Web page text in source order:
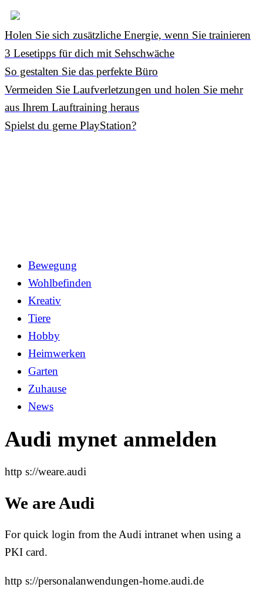
Holen Sie sich zusätzliche Energie, wenn Sie trainieren
3 Lesetipps für dich mit Sehschwäche
So gestalten Sie das perfekte Büro
Vermeiden Sie Laufverletzungen und holen Sie mehr
aus Ihrem Lauftraining heraus
Spielst du gerne PlayStation?
Bewegung
Wohlbefinden
Kreativ
Tiere
Hobby
Heimwerken
Garten
Zuhause
News
Audi mynet anmelden
http s://weare.audi
We are Audi
For quick login from the Audi intranet when using a
PKI card.
http s://personalanwendungen-home.audi.de